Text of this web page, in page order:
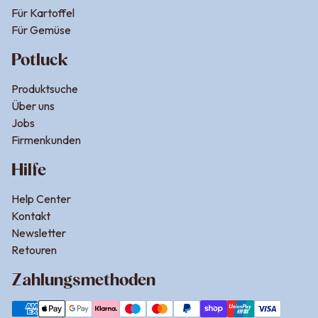
italienisches Gericht in wenigen Minuten.
Spaghetti Aglio e Olio e Peperoncino
des beliebten italienischen Klassikers. Diese würzige
und pikante Gewürzmischung ist ideal für die
Zubereitung von traditionellen italienischen Gerichten
Die Mischung ist vielseitig und kann auch in Antipasti,
wobei sie die frischen Zutaten hervorhebt und ohne
künstliche Zusatzstoffe auskommt.
Du möchtest das Gewürz vielseitiger einsetzen? Kein
Problem! Das Aglio Olio Gewürzist eine lecker
Für Kartoffel
Für Gemüse
Potluck
Produktsuche
Über uns
Jobs
Firmenkunden
Hilfe
Help Center
Kontakt
Newsletter
Retouren
Zahlungsmethoden